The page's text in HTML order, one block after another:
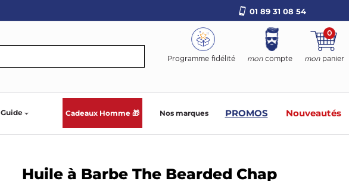
01 89 31 08 54
Programme fidélité mon compte mon panier
0
Guide Cadeaux Homme 🎁 Nos marques PROMOS Nouveautés
Huile à Barbe The Bearded Chap